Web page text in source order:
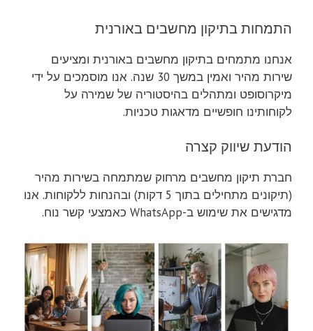
התמחות בתיקון מחשבים באורנית
אנחנו מתמחים בתיקון מחשבים באורנית ומציעים
שירות מהיר ואמין במשך 30 שנה. אנו מוסמכים על ידי
מיקרוסופט ומתהלים בהיסטוריה של שמירה על
לקוחותינו חופשיים מדאגות טכניות.
הודעת שיווק קצרה
חברת תיקון מחשבים מרחוק שמתמחה בשירות מהיר
(תיקונים מתחילים בתוך 5 דקות) ובהנחות ללקוחות. אנו
מדגישים את שימוש ב-WhatsApp כאמצעי קשר נוח.